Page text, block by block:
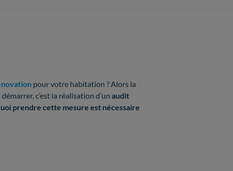
pour votre habitation ? Alors la
c’est la réalisation d’un audit
prendre cette mesure est nécessaire